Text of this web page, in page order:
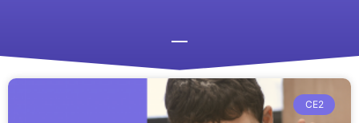
CE2